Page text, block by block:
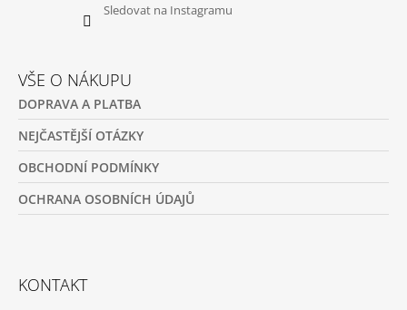
Sledovat na Instagramu
VŠE O NÁKUPU
DOPRAVA A PLATBA
NEJČASTĚJŠÍ OTÁZKY
OBCHODNÍ PODMÍNKY
OCHRANA OSOBNÍCH ÚDAJŮ
KONTAKT